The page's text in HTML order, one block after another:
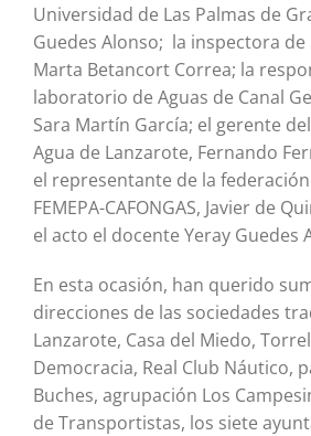
Universidad de Las Palmas de
Guedes Alonso; la inspectora de
Marta Betancort Correa; la
laboratorio de Aguas de Canal
Sara Martín García; el gerente
Agua de Lanzarote, Fernando
el representante de la
FEMEPA-CAFONGAS, Javier de
el acto el docente Yeray Guedes
En esta ocasión, han querido
direcciones de las sociedades
Lanzarote, Casa del Miedo,
Democracia, Real Club Náutico,
Buches, agrupación Los
de Transportistas, los siete